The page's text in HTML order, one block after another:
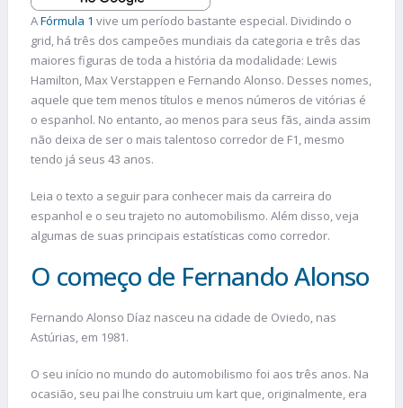
AFórmula 1 vive um período bastante especial. Dividindo o
grid, há três dos campeões mundiais da categoria e três das
maiores figuras de toda a história da modalidade: Lewis
Hamilton, Max Verstappen e Fernando Alonso. Desses nomes,
aquele que tem menos títulos e menos números de vitórias é
o espanhol. No entanto, ao menos para seus fãs, ainda assim
não deixa de ser o mais talentoso corredor de F1, mesmo
tendo já seus 43 anos.
Leia o texto a seguir para conhecer mais da carreira do
espanhol e o seu trajeto no automobilismo. Além disso, veja
algumas de suas principais estatísticas como corredor.
O começo de Fernando Alonso
Fernando Alonso Díaz nasceu na cidade de Oviedo, nas
Astúrias, em 1981.
O seu início no mundo do automobilismo foi aos três anos. Na
ocasião, seu pai lhe construiu um kart que, originalmente, era